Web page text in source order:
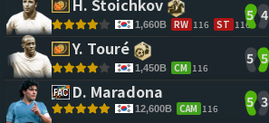
H. Stoichkov
1,660B RW 116 ST 116
5 4
Y. Touré
1,450B CM 116
5 5
D. Maradona
12,600B CAM 116 5 3